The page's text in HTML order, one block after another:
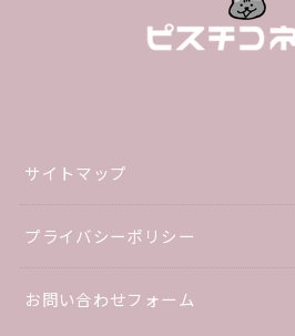
サイトマップ
プライバシーポリシー
お問い合わせフォーム